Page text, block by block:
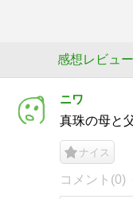
感想レビュー
ニワ
真珠の母と
ナイス
コメント(0)